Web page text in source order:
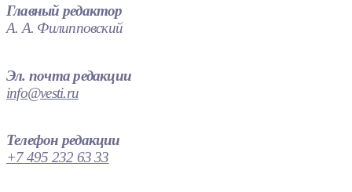
Главный редактор
А. А. Филипповский
Эл. почта редакции
info@vesti.ru
Телефон редакции
+7 495 232 63 33